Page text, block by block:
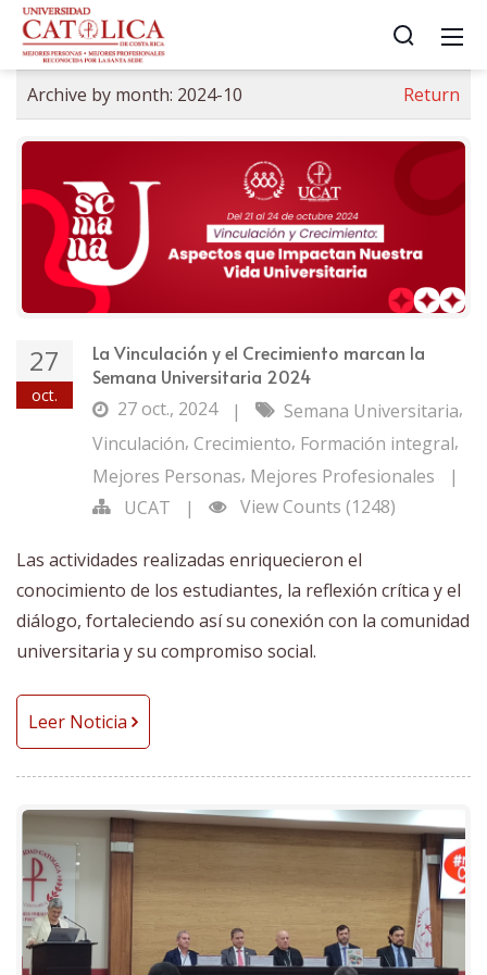
Archive by month: 2024-10 Return
27
oct.
La Vinculación y el Crecimiento marcan la
Semana Universitaria 2024
27 oct., 2024
| Semana Universitaria,
Vinculación, Crecimiento, Formación integral,
Mejores Personas, Mejores Profesionales
|
UCAT
| View Counts (1248)
Las actividades realizadas enriquecieron el
conocimiento de los estudiantes, la reflexión crítica y el
diálogo, fortaleciendo así su conexión con la comunidad
universitaria y su compromiso social.
Leer Noticia